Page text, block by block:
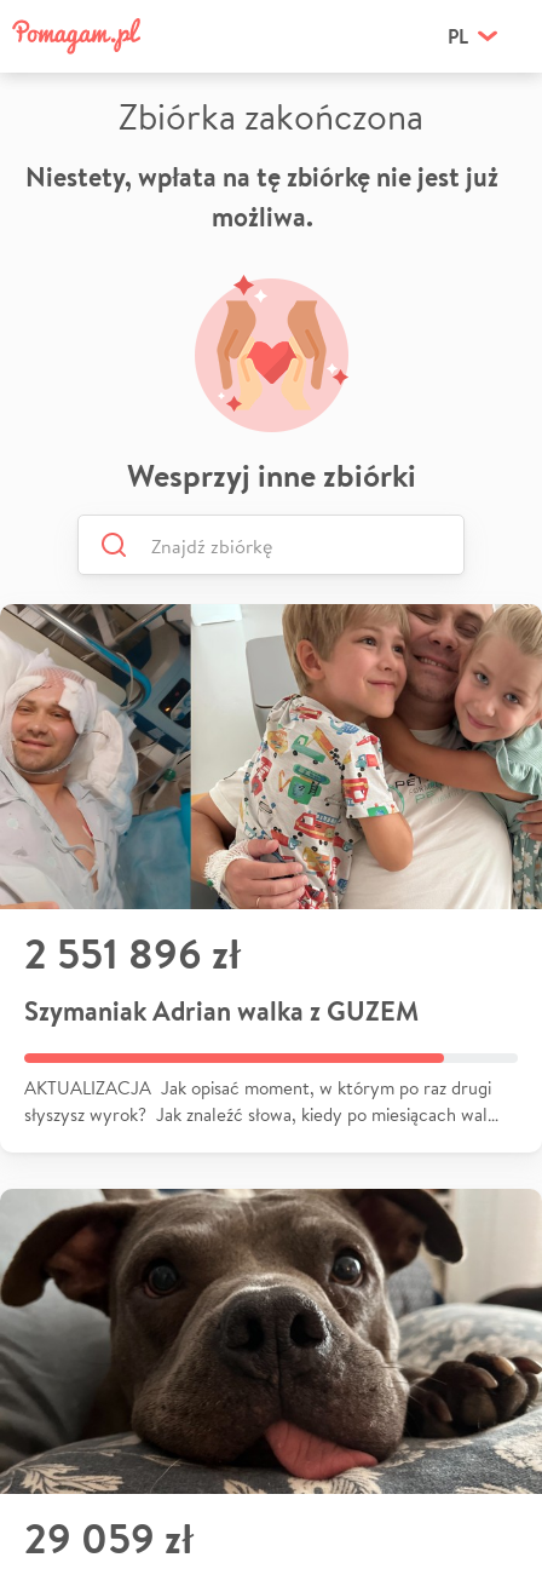
PL
Zbiórka zakończona
Niestety, wpłata na tę zbiórkę nie jest już
możliwa.
Wesprzyj inne zbiórki
2 551 896 zł
Szymaniak Adrian walka z GUZEM
AKTUALIZACJA Jak opisać moment, w którym po raz drugi
słyszysz wyrok? Jak znaleźć słowa, kiedy po miesiącach wal…
29 059 zł